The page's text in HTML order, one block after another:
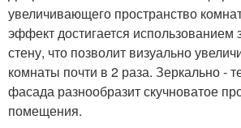
увеличивающего пространство
эффект достигается использованием
стену, что позволит визуально
комнаты почти в 2 раза. Зеркально -
фасада разнообразит скучноватое
помещения.